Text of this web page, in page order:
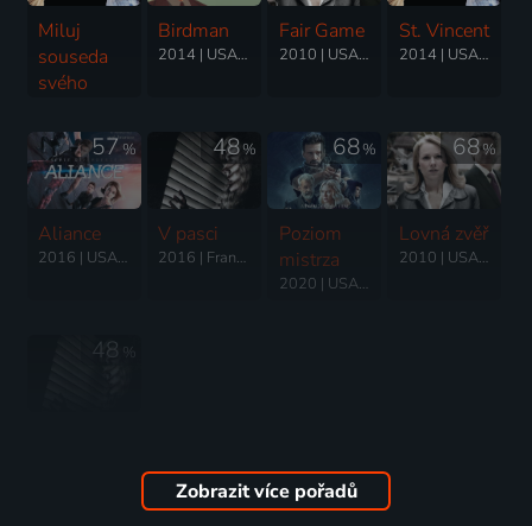
Miluj
souseda
svého
Birdman
2014 | USA | Drama, Komedie
Fair Game
2010 | USA | Thriller, Akční, Drama, Životopisný
St. Vincent
2014 | USA | Komedie, Drama
57%
Aliance
2016 | USA | Science Fiction, Akční, Dobrodružný, Mysteriózní, Thriller
48%
V pasci
2016 | Francie, Kanada | Thriller, Drama
68%
Poziom
mistrza
2020 | USA | Akční, Mysteriózní, Science Fiction, Thriller
68%
Lovná zvěř
2010 | USA | Thriller, Akční, Drama, Životopisný
48
Zobrazit více pořadů